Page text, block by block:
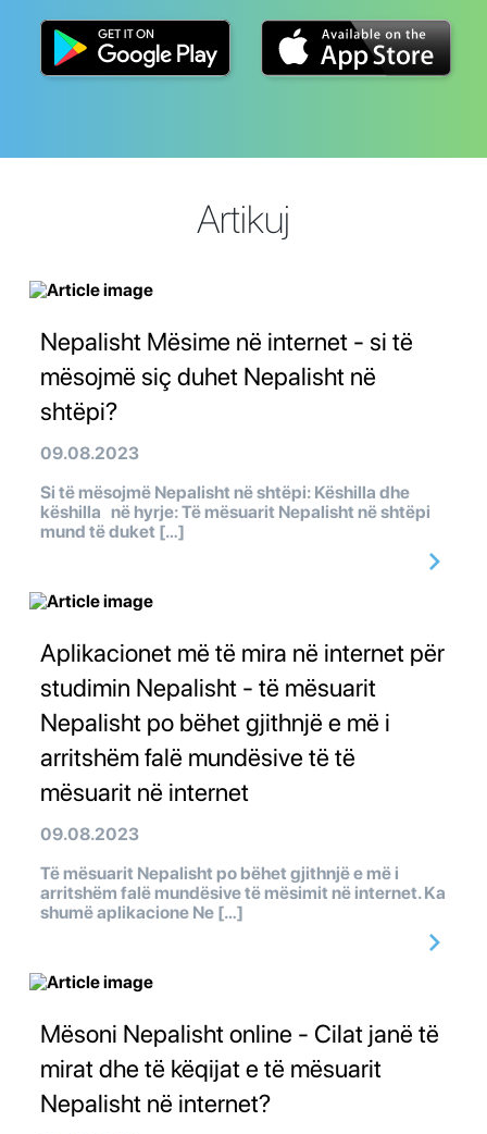
Artikuj
Nepalisht Mësime në internet - si të
mësojmë siç duhet Nepalisht në
shtëpi?
09.08.2023
Si të mësojmë Nepalisht në shtëpi: Këshilla dhe
këshilla në hyrje: Të mësuarit Nepalisht në shtëpi
mund të duket […]
Aplikacionet më të mira në internet për
studimin Nepalisht - të mësuarit
Nepalisht po bëhet gjithnjë e më i
arritshëm falë mundësive të të
mësuarit në internet
09.08.2023
Të mësuarit Nepalisht po bëhet gjithnjë e më i
arritshëm falë mundësive të mësimit në internet. Ka
shumë aplikacione Ne […]
Mësoni Nepalisht online - Cilat janë të
mirat dhe të këqijat e të mësuarit
Nepalisht në internet?